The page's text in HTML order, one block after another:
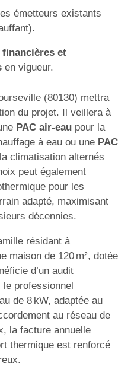
émetteurs existants
et
en vigueur.
(80130) mettra
du projet. Il veillera à
PAC air-eau pour la
à eau ou une PAC
climatisation alternés
peut également
pour les
adapté, maximisant
décennies.
résidant à
maison de 120 m², dotée
d’un audit
le professionnel
de 8 kW, adaptée au
au réseau de
la facture annuelle
thermique est renforcé